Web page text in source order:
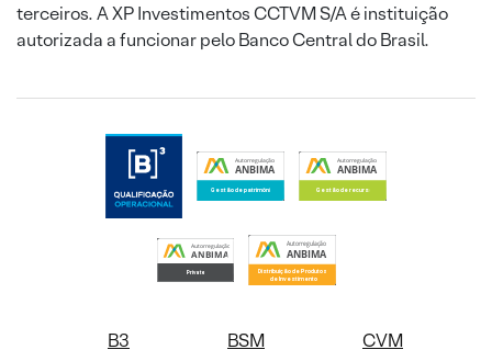
terceiros. A XP Investimentos CCTVM S/A é instituição
autorizada a funcionar pelo Banco Central do Brasil.
B3 BSM
CVM